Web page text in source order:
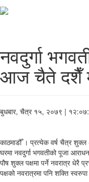
नवदुर्गा
आज चैते दशैँ
बुधबार, चैत्र १५, २०७९ |
काठमाडौँ । प्रत्येक वर्ष चैत्र
घरमा नवदुर्गा भगवतीको पूजा
पौष शुक्ल पक्षमा पर्ने नवरात्र
पक्षको नवरात्रमा पनि शक्ति